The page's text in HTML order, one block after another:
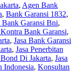
, Agen Bank
, Bank Garansi 1832,
Bank Garansi Bni,
Bank Garansi,
, Jasa Bank Garansi
, Jasa Penerbitan
Di Jakarta, Jasa
Indonesia, Konsultan